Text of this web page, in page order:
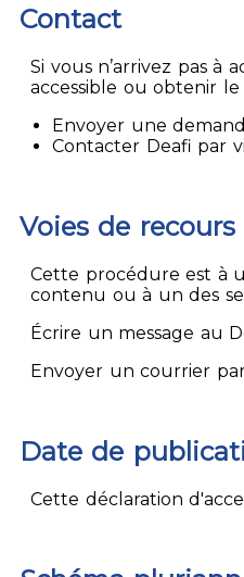
Contact
Si vous n’arrivez pas
accessible ou obtenir
Envoyer une
Contacter Deafi par
Voies de recours
Cette procédure est à
contenu ou à un des
Écrire un message au
Envoyer un courrier
Date de
Cette déclaration